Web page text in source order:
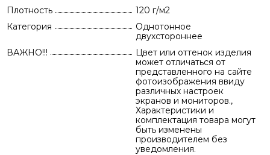
Плотность
120 г/м2
Категория
Однотонное
двухстороннее
ВАЖНО!!!
Цвет или оттенок изделия
может отличаться от
представленного на сайте
фотоизображения ввиду
различных настроек
экранов и мониторов.,
Характеристики и
комплектация товара могут
быть изменены
производителем без
уведомления.